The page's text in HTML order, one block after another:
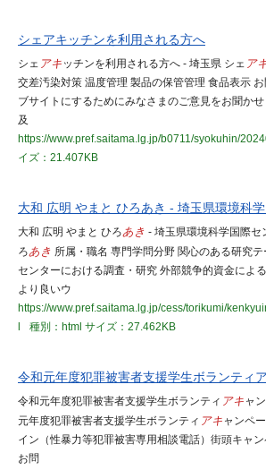
シェアキッチンを利用される方へ
シェ アキ ッチンを利用される方へ - 埼玉県 シェ ア
交差汚染対策 温度管理 製品の保管管理 食品表示
ブサイトにするためにみなさまのご意見をお聞か
及
https://www.pref.saitama.lg.jp/b0711/syokuhin/
イズ：21.407KB
大和 広明 やまと ひろあき - 埼玉県環境科
大和 広明 やまと ひろあき - 埼玉県環境科学国際セ
ろあき 所属・職名 専門学問分野 関心のある研究
センターにおける調査・研究 外部競争的資金によ
より良いウ
https://www.pref.saitama.lg.jp/cess/torikumi/
種別：html サイズ：27.462KB
令和元年度犯罪被害者支援学生ボランティ
令和元年度犯罪被害者支援学生ボランティ アキ ャ
元年度犯罪被害者支援学生ボランティ アキ ャンペ
イン（性暴力等犯罪被害専用相談電話）街頭キャン
お問